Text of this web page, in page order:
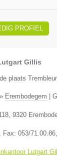
PROFIEL
Gillis
plaats
» Erembodegem
, 9320
, Fax: 053/71.00.86
Lutgart